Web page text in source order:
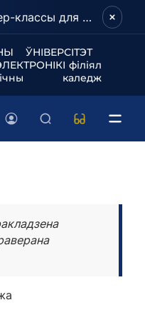
Обучающие курсы и мастер-классы для школьников и абитуриентов!
ЎНІВЕРСІТЭТ
філіял
каледж